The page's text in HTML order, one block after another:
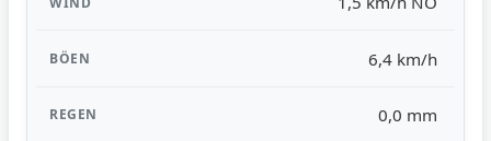
6,4 km/h
0,0 mm